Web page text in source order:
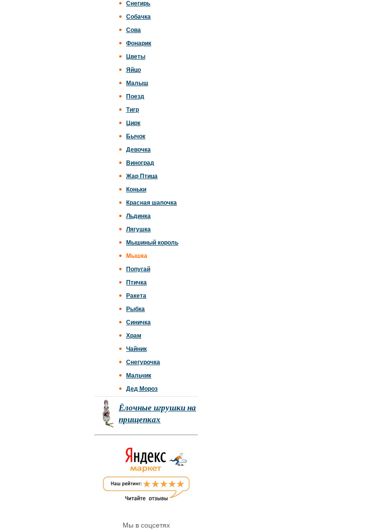
Снегирь
Собачка
Сова
Фонарик
Цветы
Яйцо
Малыш
Поезд
Тигр
Цирк
Бычок
Девочка
Виноград
Жар Птица
Коньки
Красная шапочка
Льдинка
Лягушка
Мышиный король
Мышка
Попугай
Птичка
Ракета
Рыбка
Синичка
Храм
Чайник
Снегурочка
Мальчик
Дед Мороз
Ёлочные игрушки на
прищепках
Мы в соцсетях